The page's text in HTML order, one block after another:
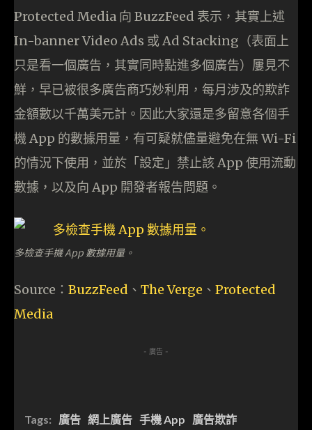
Protected Media 向 BuzzFeed 表示，其實上述
In-banner Video Ads 或 Ad Stacking（表面上
只是看一個廣告，其實同時點進多個廣告）屢見不
鮮，早已被很多廣告商巧妙利用，每月涉及的欺詐
金額數以千萬美元計。因此大家還是多留意各個手
機 App 的數據用量，有可疑就儘量避免在無 Wi-Fi
的情況下使用，並於「設定」禁止該 App 使用流動
數據，以及向 App 開發者報告問題。
多檢查手機 App 數據用量。
Source： BuzzFeed 、 The Verge 、 Protected
Media
- 廣告 -
Tags: 廣告 網上廣告 手機 App
廣告欺詐